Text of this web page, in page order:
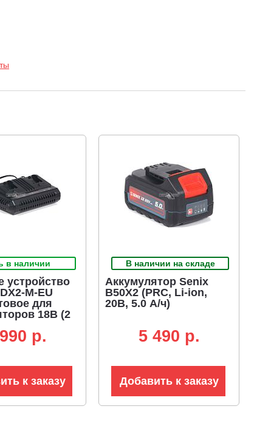
в наличии
устройство
M-EU
для
18В (2
p.
к заказу
В наличии на складе
Аккумулятор Senix
B50X2 (PRC, Li-ion,
20В, 5.0 А/ч)
5 490 p.
Добавить к заказу